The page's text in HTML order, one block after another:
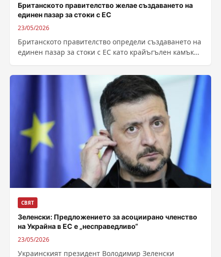
Британското правителство желае създаването на
единен пазар за стоки с ЕС
23/05/2026
Британското правителство определи създаването на
единен пазар за стоки с ЕС като крайъгълен камък
СВЯТ
Зеленски: Предложението за асоциирано членство
на Украйна в ЕС е „несправедливо“
23/05/2026
Украинският президент Володимир Зеленски